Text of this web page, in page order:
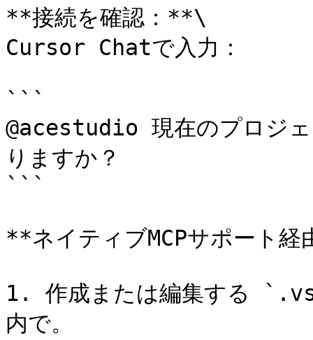
**接続を確認：**\
Cursor Chatで入力：
```
@acestudio 現在のプロジ
りますか？
```
**ネイティブMCPサポート
1. 作成または編集する
内で。